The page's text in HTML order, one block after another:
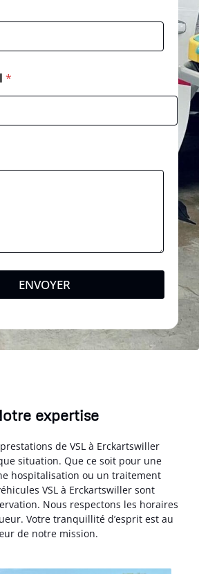
*
ENVOYER
expertise
de VSL à Erckartswiller
situation. Que ce soit pour une
hospitalisation ou un traitement
VSL à Erckartswiller sont
Nous respectons les horaires
Votre tranquillité d’esprit est au
de notre mission.